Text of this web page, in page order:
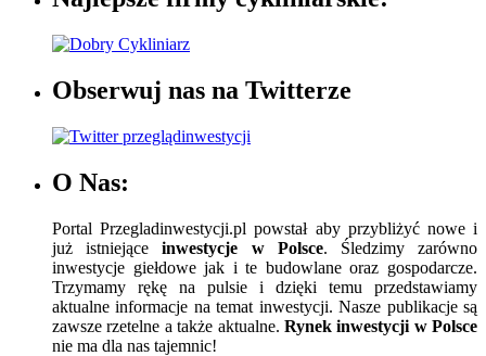
Obserwuj nas na Twitterze
O Nas:
Portal Przegladinwestycji.pl powstał aby przybliżyć nowe i
już istniejąceinwestycje w Polsce. Śledzimy zarówno
inwestycje giełdowe jak i te budowlane oraz gospodarcze.
Trzymamy rękę na pulsie i dzięki temu przedstawiamy
aktualne informacje na temat inwestycji. Nasze publikacje są
zawsze rzetelne a także aktualne. Rynek inwestycji w Polsce
nie ma dla nas tajemnic!